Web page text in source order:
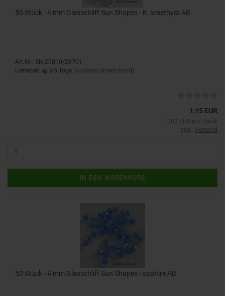
50 Stück - 4 mm Glasschliff Sun Shapes - lt. amethyst AB
Art.Nr.: SN-20010/28701
Lieferzeit:
3-5 Tage (Ausland abweichend)
1,15 EUR
0,02 EUR pro Stück
zzgl. Versand
IN DEN WARENKORB
50 Stück - 4 mm Glasschliff Sun Shapes - saphire AB